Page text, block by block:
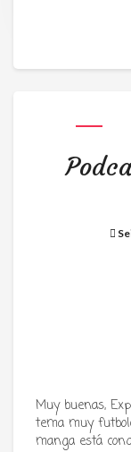
Muy buenas,
tema muy
manga está